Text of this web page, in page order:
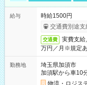
給与
時給1500円
交通費別途支
交通費
実費支
万円／月※規定
勤務地
埼玉県加須市
加須駅から車10
物流・ロジス